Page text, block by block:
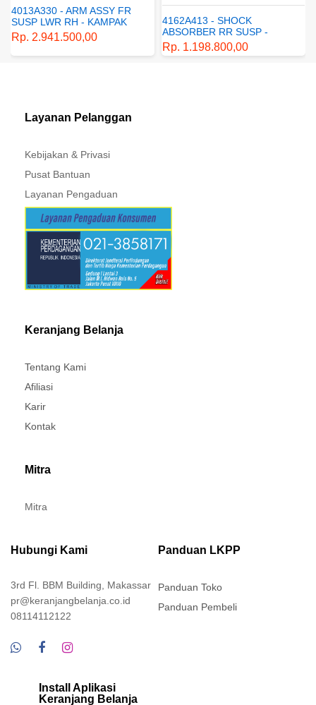
4013A330 - ARM ASSY FR
SUSP LWR RH - KAMPAK
DEPAN BAWAH KANAN -
GENUINE SPAREPART -
MITSUBISHI - XPANDER
Rp. 2.941.500,00
4162A413 - SHOCK
ABSORBER RR SUSP -
SUSPENSI BELAKANG -
SHOCKBREAKER BELAKANG
Rp. 1.198.800,00
Layanan Pelanggan
Kebijakan & Privasi
Pusat Bantuan
Layanan Pengaduan
Keranjang Belanja
Tentang Kami
Afiliasi
Karir
Kontak
Mitra
Mitra
Hubungi Kami
3rd Fl. BBM Building, Makassar
pr@keranjangbelanja.co.id
08114112122
Panduan LKPP
Panduan Toko
Panduan Pembeli
Install Aplikasi
Keranjang Belanja